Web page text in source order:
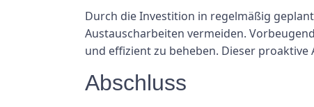
Durch die Investition in regelmäßig
Austauscharbeiten vermeiden.
und effizient zu beheben. Dieser proaktive
Abschluss